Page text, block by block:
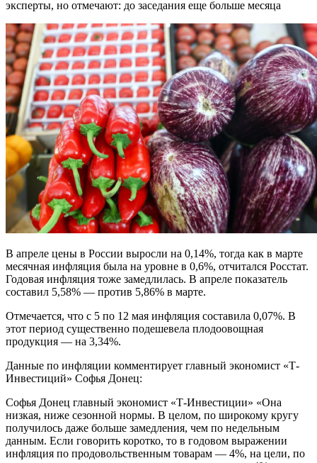
эксперты, но отмечают: до заседания еще больше месяца
В апреле цены в России выросли на 0,14%, тогда как в марте
месячная инфляция была на уровне в 0,6%, отчитался Росстат.
Годовая инфляция тоже замедлилась. В апреле показатель
составил 5,58% — против 5,86% в марте.
Отмечается, что с 5 по 12 мая инфляция составила 0,07%. В
этот период существенно подешевела плодоовощная
продукция — на 3,34%.
Данные по инфляции комментирует главный экономист «Т-
Инвестиций» Софья Донец:
Софья Донец главный экономист «Т-Инвестиции» «Она
низкая, ниже сезонной нормы. В целом, по широкому кругу
получилось даже больше замедления, чем по недельным
данным. Если говорить коротко, то в годовом выражении
инфляция по продовольственным товарам — 4%, на цели, по